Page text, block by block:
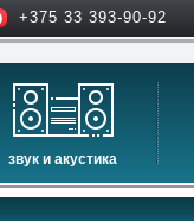
+375 33 393-90-92
звук и акустика
hi-fi акустика